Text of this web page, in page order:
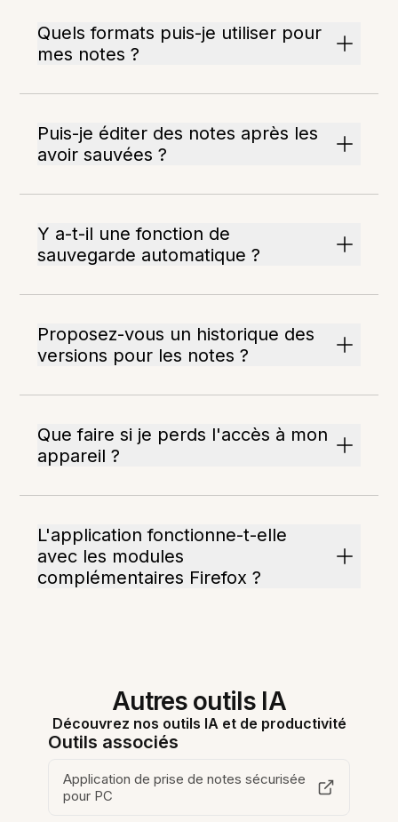
Quels formats puis-je utiliser pour
mes notes ?
Puis-je éditer des notes après les
avoir sauvées ?
Y a-t-il une fonction de
sauvegarde automatique ?
Proposez-vous un historique des
versions pour les notes ?
Que faire si je perds l'accès à mon
appareil ?
L'application fonctionne-t-elle
avec les modules
complémentaires Firefox ?
Autres outils IA
Découvrez nos outils IA et de productivité
Outils associés
Application de prise de notes sécurisée
pour PC